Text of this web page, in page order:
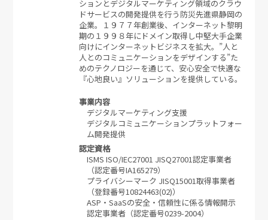
ションとデジタルマーケティング領域のクラウ
ドサービスの開発提供を行う防災先進県静岡の
企業。１９７７年創業後、インターネット黎明
期の１９９８年にドメイン取得し中堅大手企業
向けにインターネットビジネスを拡大。”人と
人とのコミュニケーションをデザインする”た
めのテクノロジーを通じて、安心安全で快適な
『心地良い』ソリューションを提供している。
事業内容
デジタルマーケティング支援
デジタルコミュニケーションプラットフォー
ム開発提供
認定資格
ISMS ISO/IEC27001 JISQ27001認定事業者
（認定番号IA165279）
プライバシーマーク JISQ15001取得事業者
（登録番号10824463(02)）
ASP・SaaSの安全・信頼性に係る情報開示
認定事業者（認定番号0239-2004）